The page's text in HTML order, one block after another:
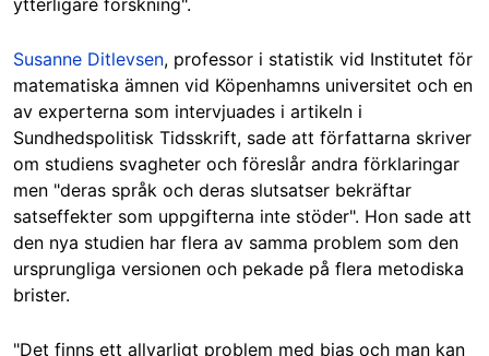
Susanne Ditlevsen, professor i statistik vid Institutet för
matematiska ämnen vid Köpenhamns universitet och en
av experterna som intervjuades i artikeln i
Sundhedspolitisk Tidsskrift, sade att författarna skriver
om studiens svagheter och föreslår andra förklaringar
men "deras språk och deras slutsatser bekräftar
satseffekter som uppgifterna inte stöder". Hon sade att
den nya studien har flera av samma problem som den
ursprungliga versionen och pekade på flera metodiska
brister.
"Det finns ett allvarligt problem med bias och man kan